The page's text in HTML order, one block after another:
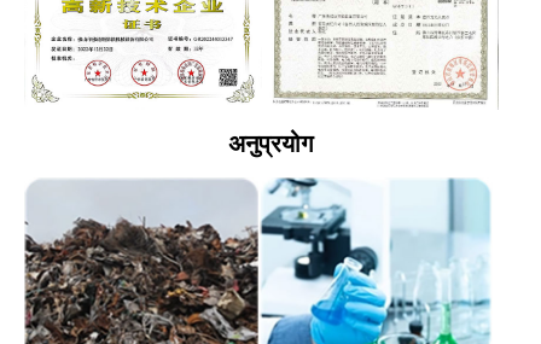
अनुप्रयोग